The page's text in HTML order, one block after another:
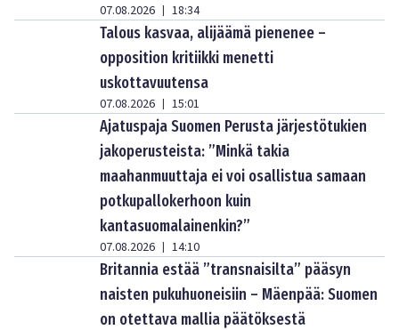
07.08.2026 | 18:34
Talous kasvaa, alijäämä pienenee –
opposition kritiikki menetti
uskottavuutensa
07.08.2026 | 15:01
Ajatuspaja Suomen Perusta järjestötukien
jakoperusteista: ”Minkä takia
maahanmuuttaja ei voi osallistua samaan
potkupallokerhoon kuin
kantasuomalainenkin?”
07.08.2026 | 14:10
Britannia estää ”transnaisilta” pääsyn
naisten pukuhuoneisiin – Mäenpää: Suomen
on otettava mallia päätöksestä